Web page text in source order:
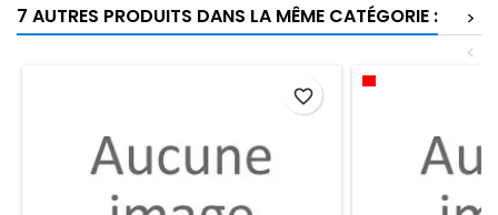
7 AUTRES PRODUITS DANS LA MÊME CATÉGORIE :
>
<
favorite_border